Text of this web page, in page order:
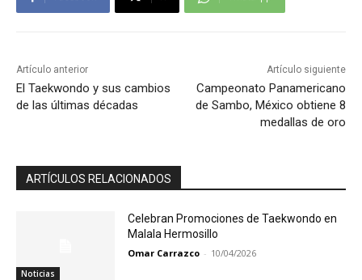
Artículo anterior
El Taekwondo y sus cambios
de las últimas décadas
Artículo siguiente
Campeonato Panamericano
de Sambo, México obtiene 8
medallas de oro
ARTÍCULOS RELACIONADOS
Noticias
Celebran Promociones de Taekwondo en
Malala Hermosillo
Omar Carrazco - 10/04/2026